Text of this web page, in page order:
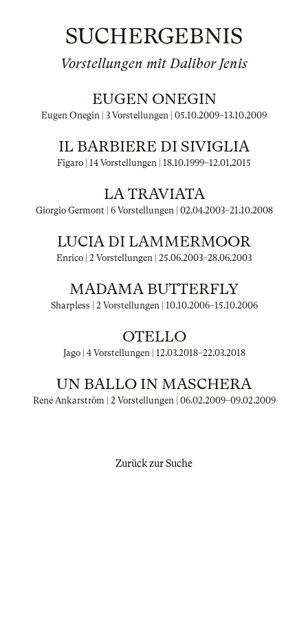
SUCHERGEBNIS
Vorstellungen mit Dalibor Jenis
EUGEN ONEGIN
Eugen Onegin | 3 Vorstellungen | 05.10.2009–13.10.2009
IL BARBIERE DI SIVIGLIA
Figaro | 14 Vorstellungen | 18.10.1999–12.01.2015
LA TRAVIATA
Giorgio Germont | 6 Vorstellungen | 02.04.2003–21.10.2008
LUCIA DI LAMMERMOOR
Enrico | 2 Vorstellungen | 25.06.2003–28.06.2003
MADAMA BUTTERFLY
Sharpless | 2 Vorstellungen | 10.10.2006–15.10.2006
OTELLO
Jago | 4 Vorstellungen | 12.03.2018–22.03.2018
UN BALLO IN MASCHERA
René Ankarström | 2 Vorstellungen | 06.02.2009–09.02.2009
Zurück zur Suche